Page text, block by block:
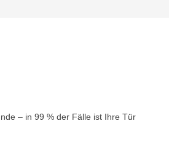
– in 99 % der Fälle ist Ihre Tür